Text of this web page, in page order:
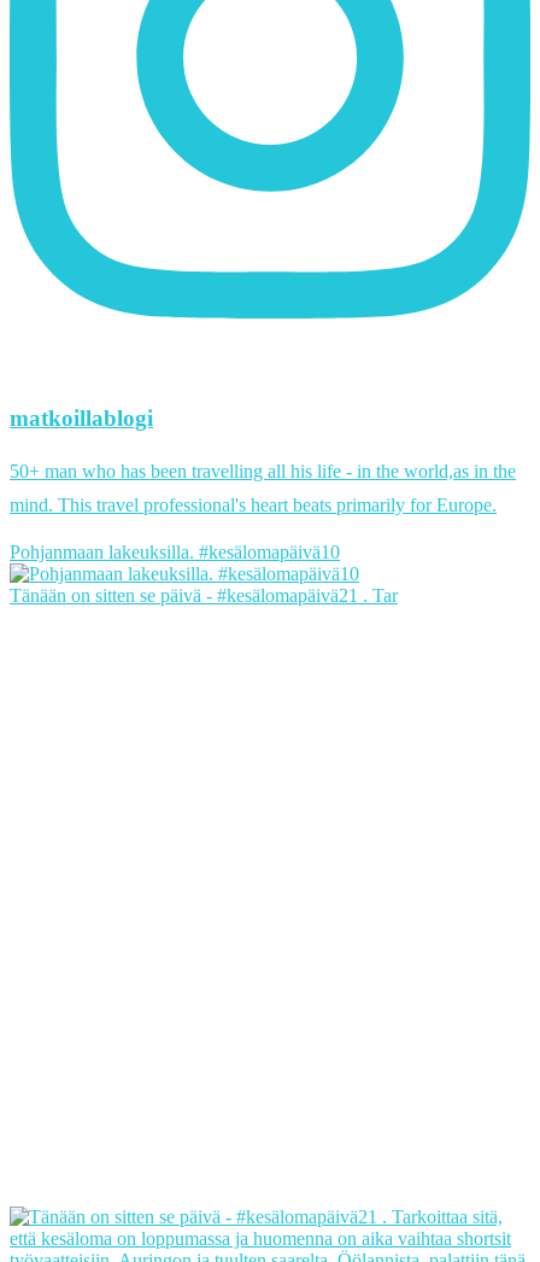
matkoillablogi
50+ man who has been travelling all his life - in the world,as in the
mind. This travel professional's heart beats primarily for Europe.
Pohjanmaan lakeuksilla. #kesälomapäivä10
Tänään on sitten se päivä - #kesälomapäivä21 . Tar